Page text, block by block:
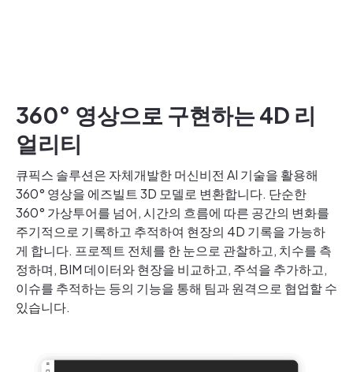
360° 영상으로 구현하는 4D 리
얼리티
큐픽스 솔루션은 자체개발한 머신비전 AI 기술을 활용해
360° 영상을 에즈빌트 3D 모델로 변환합니다. 단순한
360° 가상투어를 넘어, 시간의 흐름에 따른 공간의 변화를
주기적으로 기록하고 추적하여 현장의 4D 기록을 가능하
게 합니다. 프로젝트 전체를 한 눈으로 관찰하고, 치수를 측
정하며, BIM 데이터와 현장을 비교하고, 주석을 추가하고,
이슈를 추적하는 등의 기능을 통해 팀과 원격으로 협업할 수
있습니다.